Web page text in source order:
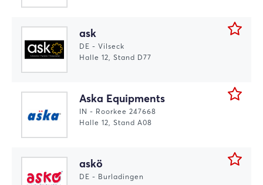
ask
DE - Vilseck
Halle 12, Stand D77
Aska Equipments
IN - Roorkee 247668
Halle 12, Stand A08
askö
DE - Burladingen